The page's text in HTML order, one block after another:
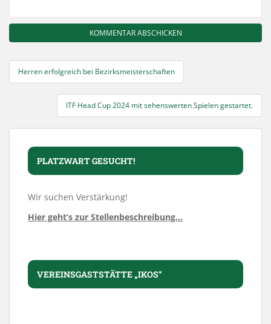
Beitragsnavigation
Herren erfolgreich bei Bezirksmeisterschaften
ITF Head Cup 2024 mit sehenswerten Spielen gestartet.
PLATZWART GESUCHT!
Wir suchen Verstärkung!
Hier geht’s zur Stellenbeschreibung…
VEREINSGASTSTÄTTE „IKOS“